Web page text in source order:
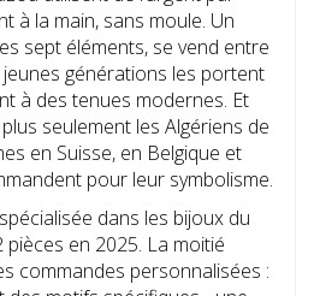
à la main, sans moule. Un
sept éléments, se vend entre
générations les portent
à des tenues modernes. Et
seulement les Algériens de
en Suisse, en Belgique et
pour leur symbolisme.
dans les bijoux du
en 2025. La moitié
commandes personnalisées :